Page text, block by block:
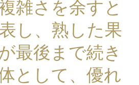
雑さを余すと
し、熟した果
最後まで続き
として、優れ